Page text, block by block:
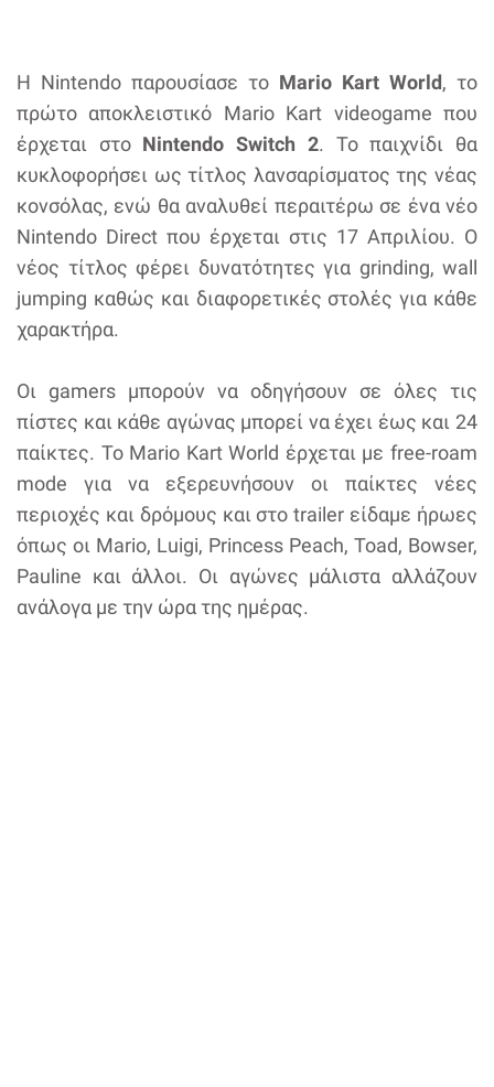
Η Nintendo παρουσίασε το Mario Kart World, το
πρώτο αποκλειστικό Mario Kart videogame που
έρχεται στο Nintendo Switch 2. Το παιχνίδι θα
κυκλοφορήσει ως τίτλος λανσαρίσματος της νέας
κονσόλας, ενώ θα αναλυθεί περαιτέρω σε ένα νέο
Nintendo Direct που έρχεται στις 17 Απριλίου. Ο
νέος τίτλος φέρει δυνατότητες για grinding, wall
jumping καθώς και διαφορετικές στολές για κάθε
χαρακτήρα.
Οι gamers μπορούν να οδηγήσουν σε όλες τις
πίστες και κάθε αγώνας μπορεί να έχει έως και 24
παίκτες. Το Mario Kart World έρχεται με free-roam
mode για να εξερευνήσουν οι παίκτες νέες
περιοχές και δρόμους και στο trailer είδαμε ήρωες
όπως οι Mario, Luigi, Princess Peach, Toad, Bowser,
Pauline και άλλοι. Οι αγώνες μάλιστα αλλάζουν
ανάλογα με την ώρα της ημέρας.